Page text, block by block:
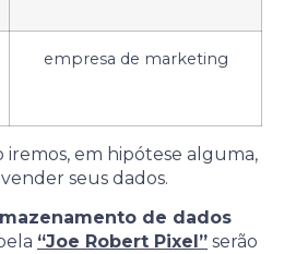
empresa de marketing
em hipótese alguma,
seus dados.
de dados
“Joe Robert Pixel” serão